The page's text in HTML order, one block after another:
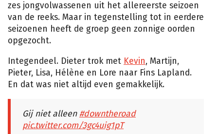
zes jongvolwassenen uit het allereerste seizoen
van de reeks. Maar in tegenstelling tot in eerdere
seizoenen heeft de groep geen zonnige oorden
opgezocht.
Integendeel. Dieter trok met Kevin, Martijn,
Pieter, Lisa, Hélène en Lore naar Fins Lapland.
En dat was niet altijd even gemakkelijk.
Gij niet alleen #downtheroad
pic.twitter.com/3gc4uig1pT